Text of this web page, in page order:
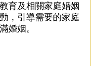
育及相關家庭婚姻
，引導需要的家庭
婚姻。